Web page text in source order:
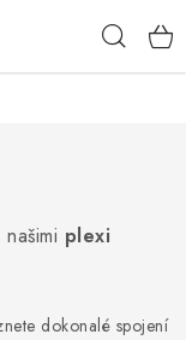
plexi
dokonalé spojení